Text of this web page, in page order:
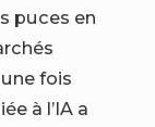
puces en
fois
à l’IA a